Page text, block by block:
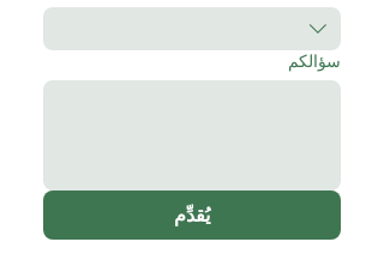
سؤالكم
يُقدِّم